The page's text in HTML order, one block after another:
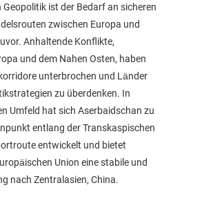
ist der Bedarf an sicheren
zwischen Europa und
Anhaltende Konflikte,
und dem Nahen Osten, haben
unterbrochen und Länder
zu überdenken. In
Umfeld hat sich Aserbaidschan zu
entlang der Transkaspischen
entwickelt und bietet
Union eine stabile und
nach Zentralasien, China.